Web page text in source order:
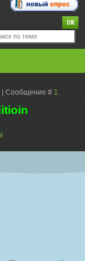
| Сообщение # 1